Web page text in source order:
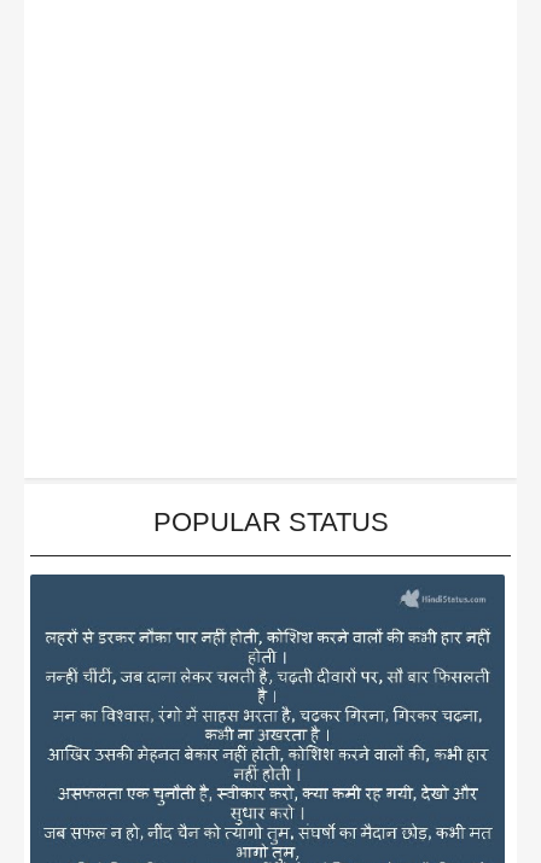
POPULAR STATUS